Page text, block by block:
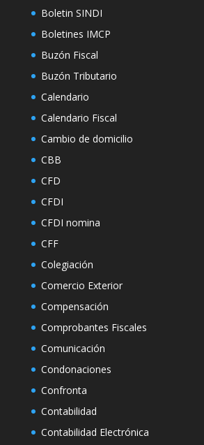
Boletin SINDI
Boletines IMCP
Buzón Fiscal
Buzón Tributario
Calendario
Calendario Fiscal
Cambio de domicilio
CBB
CFD
CFDI
CFDI nomina
CFF
Colegiación
Comercio Exterior
Compensación
Comprobantes Fiscales
Comunicación
Condonaciones
Confronta
Contabilidad
Contabilidad Electrónica